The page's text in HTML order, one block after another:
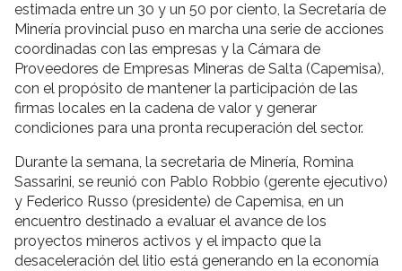
estimada entre un 30 y un 50 por ciento, la Secretaría de
Minería provincial puso en marcha una serie de acciones
coordinadas con las empresas y la Cámara de
Proveedores de Empresas Mineras de Salta (Capemisa),
con el propósito de mantener la participación de las
firmas locales en la cadena de valor y generar
condiciones para una pronta recuperación del sector.
Durante la semana, la secretaria de Minería, Romina
Sassarini, se reunió con Pablo Robbio (gerente ejecutivo)
y Federico Russo (presidente) de Capemisa, en un
encuentro destinado a evaluar el avance de los
proyectos mineros activos y el impacto que la
desaceleración del litio está generando en la economía